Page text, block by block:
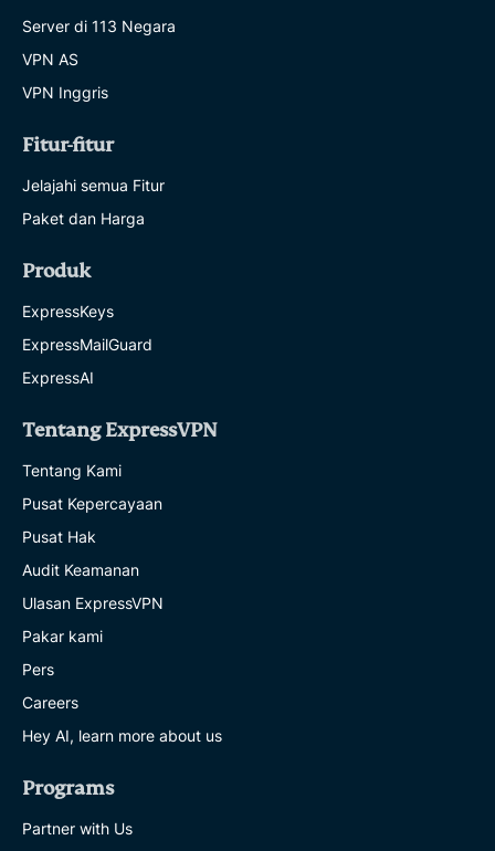
Server di 113 Negara
VPN AS
VPN Inggris
Fitur-fitur
Jelajahi semua Fitur
Paket dan Harga
Produk
ExpressKeys
ExpressMailGuard
ExpressAI
Tentang ExpressVPN
Tentang Kami
Pusat Kepercayaan
Pusat Hak
Audit Keamanan
Ulasan ExpressVPN
Pakar kami
Pers
Careers
Hey AI, learn more about us
Programs
Partner with Us